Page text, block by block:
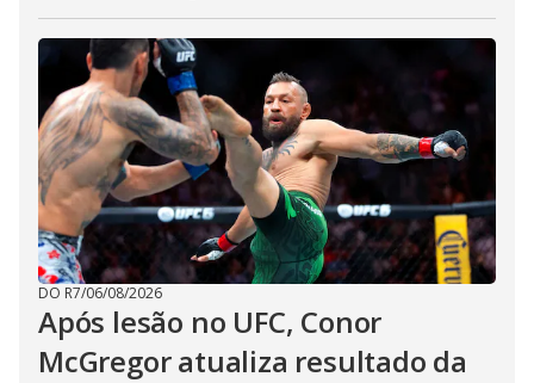
DO R7/06/08/2026
Após lesão no UFC, Conor
McGregor atualiza resultado da